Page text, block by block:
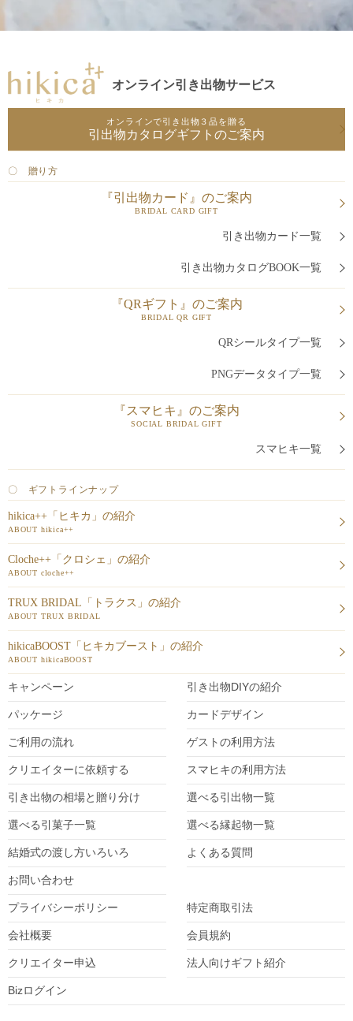
オンライン引き出物サービス
オンラインで引き出物３品を贈る
引出物カタログギフトのご案内
〇 贈り方
『引出物カード』のご案内
BRIDAL CARD GIFT
引き出物カード一覧
引き出物カタログBOOK一覧
『QRギフト』のご案内
BRIDAL QR GIFT
QRシールタイプ一覧
PNGデータタイプ一覧
『スマヒキ』のご案内
SOCIAL BRIDAL GIFT
スマヒキ一覧
〇 ギフトラインナップ
hikica++「ヒキカ」の紹介
ABOUT hikica++
Cloche++「クロシェ」の紹介
ABOUT cloche++
TRUX BRIDAL「トラクス」の紹介
ABOUT TRUX BRIDAL
hikicaBOOST「ヒキカブースト」の紹介
ABOUT hikicaBOOST
キャンペーン 引き出物DIYの紹介
パッケージ カードデザイン
ご利用の流れ ゲストの利用方法
クリエイターに依頼する スマヒキの利用方法
引き出物の相場と贈り分け 選べる引出物一覧
選べる引菓子一覧 選べる縁起物一覧
結婚式の渡し方いろいろ よくある質問
お問い合わせ
プライバシーポリシー 特定商取引法
会社概要 会員規約
クリエイター申込 法人向けギフト紹介
Bizログイン